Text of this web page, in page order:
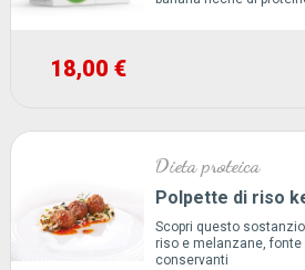
18,00 €
Dieta proteica
Polpette di riso
Scopri questo
riso e melanzane,
conservanti